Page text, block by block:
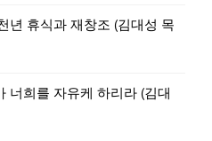
년 휴식과 재창조 (김대성 목
너희를 자유케 하리라 (김대